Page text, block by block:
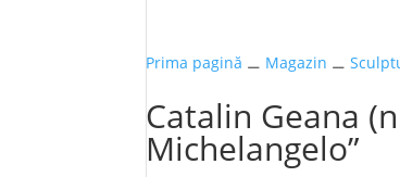
Prima pagină ⚊ Magazin ⚊
Catalin Geana
Michelangelo”